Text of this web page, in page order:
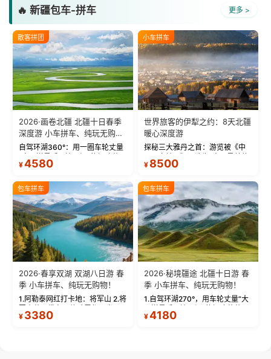
🔥 新疆包车-拼车 更多 >
散客拼团
2026·画卷北疆 北疆十日春季
深度游 小车拼车、纯玩无购
物！
自驾环湖360°：用一圈车轮丈量
“大西洋最后一滴眼泪”的极致蔚
蓝。 赛湖旅拍：甄选多款风格服
绝美瞬间。 赛湖坦克300跟车视
频：专业摄影师...
¥4580
小车拼车
世界旅客的伊犁之约：8天北疆
暖心深度游
探秘三大雅丹之首：游览被《中
国国家地理》评选为“中国最美的
三大雅丹”第一名的克拉玛依魔鬼
瓦人最大村落——禾木村，欣赏
晨雾与小木...
¥ 8500
包车拼车
2026·春享双湖 双湖八日游 春
季 小车拼车、纯玩无购物！
1.阿勒泰网红打卡地：将军山 2.将
军山落日缆车，体验雪都风光 3.
将军山，夕阳派对，蹦迪party 4.
¥ 3380
包车拼车
2026·秘境疆途 北疆十日游 春
季 小车拼车、纯玩无购物！
1.自驾环湖270°，用车轮丈量“大
西洋最后一滴眼泪”的极致蔚蓝，
让雪山、花海与深邃湖水在转弯
¥4180